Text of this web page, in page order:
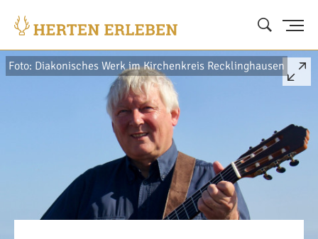
Foto: Diakonisches Werk im Kirchenkreis Recklinghausen